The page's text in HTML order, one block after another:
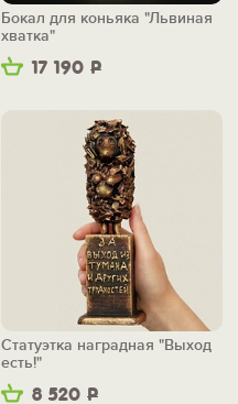
17 190 Р
Бокал для коньяка "Львиная
хватка"
8 520 Р
Статуэтка наградная "Выход
есть!"